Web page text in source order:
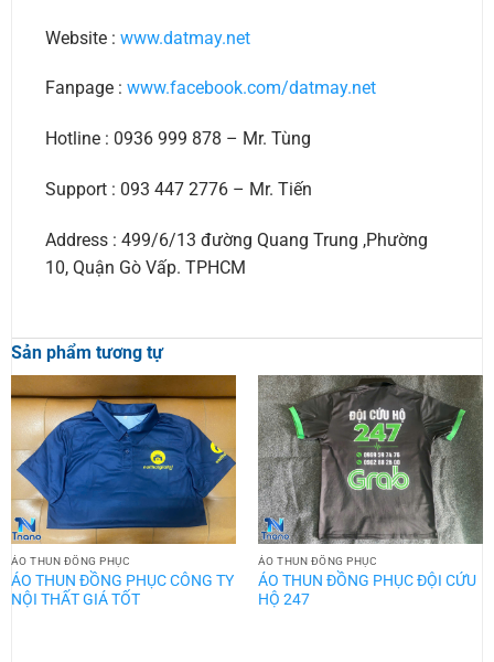
Website : www.datmay.net
Fanpage : www.facebook.com/datmay.net
Hotline : 0936 999 878 – Mr. Tùng
Support : 093 447 2776 – Mr. Tiến
Address : 499/6/13 đường Quang Trung ,Phường
10, Quận Gò Vấp. TPHCM
Sản phẩm tương tự
ÁO THUN ĐỒNG PHỤC
ÁO THUN ĐỒNG PHỤC CÔNG TY
NỘI THẤT GIÁ TỐT
ÁO THUN ĐỒNG PHỤC
ÁO THUN ĐỒNG PHỤC ĐỘI CỨU
HỘ 247